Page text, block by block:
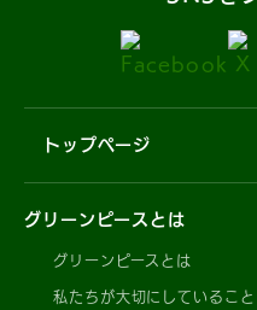
トップページ
グリーンピースとは
グリーンピースとは
私たちが大切にしていること